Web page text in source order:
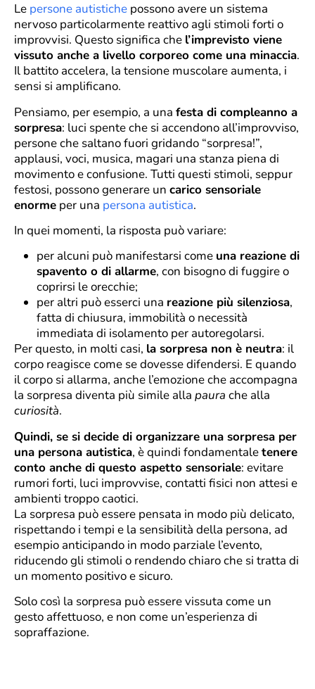
Le persone autistiche possono avere un sistema
nervoso particolarmente reattivo agli stimoli forti o
improvvisi. Questo significa che l’imprevisto viene
vissuto anche a livello corporeo come una minaccia.
Il battito accelera, la tensione muscolare aumenta, i
sensi si amplificano.
Pensiamo, per esempio, a una festa di compleanno a
sorpresa: luci spente che si accendono all’improvviso,
persone che saltano fuori gridando “sorpresa!”,
applausi, voci, musica, magari una stanza piena di
movimento e confusione. Tutti questi stimoli, seppur
festosi, possono generare un carico sensoriale
enorme per una persona autistica.
In quei momenti, la risposta può variare:
per alcuni può manifestarsi come una reazione di
spavento o di allarme, con bisogno di fuggire o
coprirsi le orecchie;
per altri può esserci una reazione più silenziosa,
fatta di chiusura, immobilità o necessità
immediata di isolamento per autoregolarsi.
Per questo, in molti casi, la sorpresa non è neutra: il
corpo reagisce come se dovesse difendersi. E quando
il corpo si allarma, anche l’emozione che accompagna
la sorpresa diventa più simile alla paura che alla
curiosità.
Quindi, se si decide di organizzare una sorpresa per
una persona autistica, è quindi fondamentaletenere
conto anche di questo aspetto sensoriale: evitare
rumori forti, luci improvvise, contatti fisici non attesi e
ambienti troppo caotici.
La sorpresa può essere pensata in modo più delicato,
rispettando i tempi e la sensibilità della persona, ad
esempio anticipando in modo parziale l’evento,
riducendo gli stimoli o rendendo chiaro che si tratta di
un momento positivo e sicuro.
Solo così la sorpresa può essere vissuta come un
gesto affettuoso, e non come un’esperienza di
sopraffazione.